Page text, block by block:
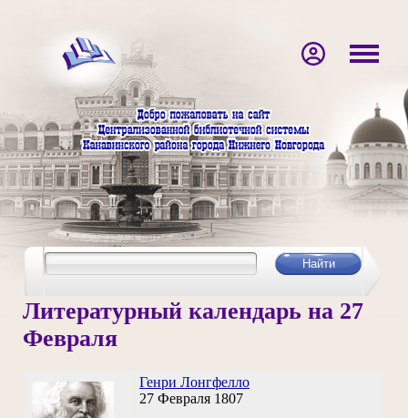
Литературный календарь на 27
Февраля
Генри Лонгфелло
27 Февраля 1807